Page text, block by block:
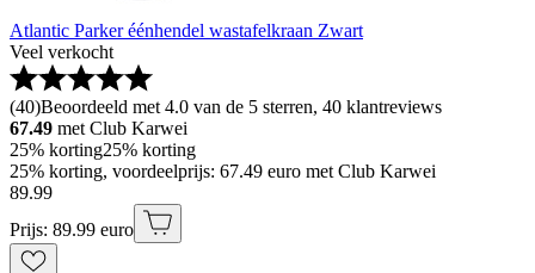
Atlantic Parker éénhendel wastafelkraan Zwart
Veel verkocht
(40)Beoordeeld met 4.0 van de 5 sterren, 40 klantreviews
67.49 met Club Karwei
25% korting25% korting
25% korting, voordeelprijs: 67.49 euro met Club Karwei
89.99
Prijs: 89.99 euro